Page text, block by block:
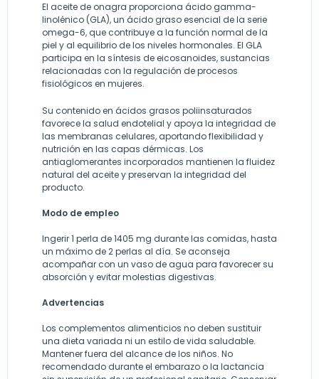
El aceite de onagra proporciona ácido gamma-
linolénico (GLA), un ácido graso esencial de la serie
omega-6, que contribuye a la función normal de la
piel y al equilibrio de los niveles hormonales. El GLA
participa en la síntesis de eicosanoides, sustancias
relacionadas con la regulación de procesos
fisiológicos en mujeres.
Su contenido en ácidos grasos poliinsaturados
favorece la salud endotelial y apoya la integridad de
las membranas celulares, aportando flexibilidad y
nutrición en las capas dérmicas. Los
antiaglomerantes incorporados mantienen la fluidez
natural del aceite y preservan la integridad del
producto.
Modo de empleo
Ingerir 1 perla de 1405 mg durante las comidas, hasta
un máximo de 2 perlas al día. Se aconseja
acompañar con un vaso de agua para favorecer su
absorción y evitar molestias digestivas.
Advertencias
Los complementos alimenticios no deben sustituir
una dieta variada ni un estilo de vida saludable.
Mantener fuera del alcance de los niños. No
recomendado durante el embarazo o la lactancia